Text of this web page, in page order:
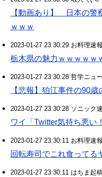
【動画あり】 日本の警
ｗｗｗ
2023-01-27 23:30:29 お料理速報
栃木県の魅力ｗｗｗｗｗ
2023-01-27 23:30:28 哲学ニュ
【悲報】狛江事件の90
2023-01-27 23:30:28 ソニック
ワイ「Twitter気持ち悪
2023-01-27 23:30:11 お料理速報
回転寿司でこれ食ってる
2023-01-27 23:30:11 はちま起